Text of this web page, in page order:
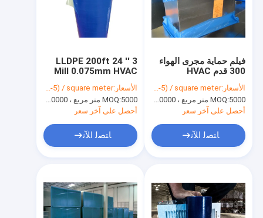
LLDPE 200ft 24 '' 3
Mill 0.075mm HVAC
Duct Protection Film
الأسعار:USD(0.03-5) / square meter
MOQ:5000 متر مربع ، 10000 متر مربع مع الطباعة
أحصل على آخر سعر
ﺎﺘﺼﻟ ﺍﻶﻧ
فيلم حماية مجرى الهواء
300 قدم HVAC
الأسعار:USD(0.03-5) / square meter
MOQ:5000 متر مربع ، 10000 متر مربع مع الطباعة
أحصل على آخر سعر
ﺎﺘﺼﻟ ﺍﻶﻧ